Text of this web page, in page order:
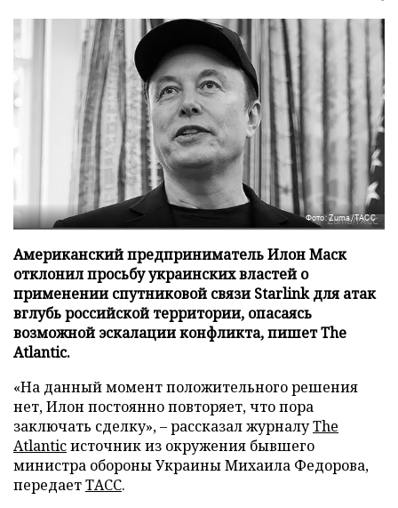
Фото: Zuma/ТАСС
Американский предприниматель Илон Маск
отклонил просьбу украинских властей о
применении спутниковой связи Starlink для атак
вглубь российской территории, опасаясь
возможной эскалации конфликта, пишет The
Atlantic.
«На данный момент положительного решения
нет, Илон постоянно повторяет, что пора
заключать сделку», – рассказал журналуThe
Atlanticисточник из окружения бывшего
министра обороны Украины Михаила Федорова,
передаетТАСС.